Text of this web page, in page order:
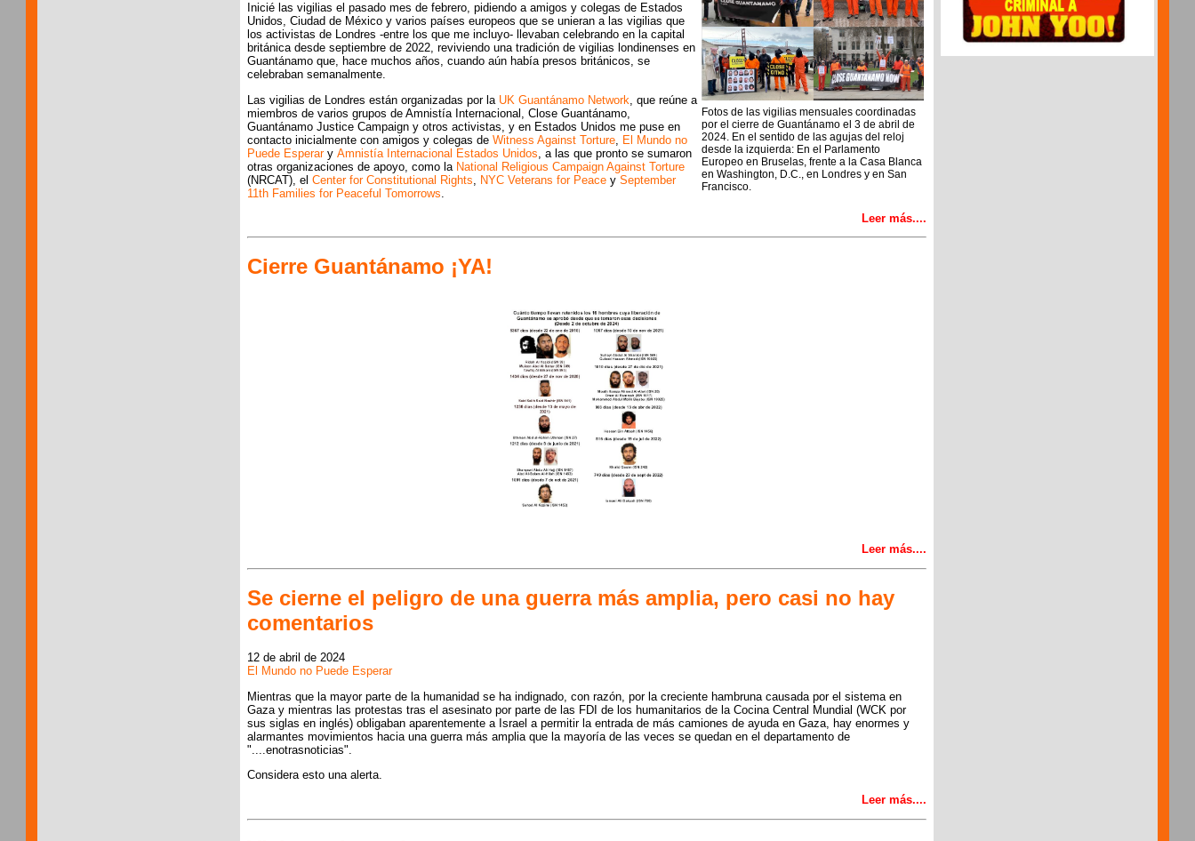
Fotos de las vigilias mensuales coordinadas
por el cierre de Guantánamo el 3 de abril de
2024. En el sentido de las agujas del reloj
desde la izquierda: En el Parlamento
Europeo en Bruselas, frente a la Casa Blanca
en Washington, D.C., en Londres y en San
Francisco.
Inicié las vigilias el pasado mes de febrero, pidiendo a amigos y colegas de Estados
Unidos, Ciudad de México y varios países europeos que se unieran a las vigilias que
los activistas de Londres -entre los que me incluyo- llevaban celebrando en la capital
británica desde septiembre de 2022, reviviendo una tradición de vigilias londinenses en
Guantánamo que, hace muchos años, cuando aún había presos británicos, se
celebraban semanalmente.
Las vigilias de Londres están organizadas por la UK Guantánamo Network , que reúne a
miembros de varios grupos de Amnistía Internacional, Close Guantánamo,
Guantánamo Justice Campaign y otros activistas, y en Estados Unidos me puse en
contacto inicialmente con amigos y colegas de Witness Against Torture El Mundo no
Puede Esperary Amnistía Internacional Estados Unidos , a las que pronto se sumaron
otras organizaciones de apoyo, como la National Religious Campaign Against Torture
(NRCAT), el Center for Constitutional Rights NYC Veterans for Peace y September
11th Families for Peaceful Tomorrows
Leer más....
Cierre Guantánamo ¡YA!
Leer más....
Se cierne el peligro de una guerra más amplia, pero casi no hay
comentarios
12 de abril de 2024
El Mundo no Puede Esperar
Mientras que la mayor parte de la humanidad se ha indignado, con razón, por la creciente hambruna causada por el sistema en
Gaza y mientras las protestas tras el asesinato por parte de las FDI de los humanitarios de la Cocina Central Mundial (WCK por
sus siglas en inglés) obligaban aparentemente a Israel a permitir la entrada de más camiones de ayuda en Gaza, hay enormes y
alarmantes movimientos hacia una guerra más amplia que la mayoría de las veces se quedan en el departamento de
"....enotrasnoticias".
Considera esto una alerta.
Leer más....